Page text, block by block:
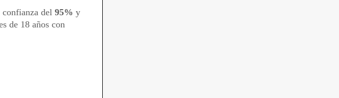
del 95% y
de 18 años con